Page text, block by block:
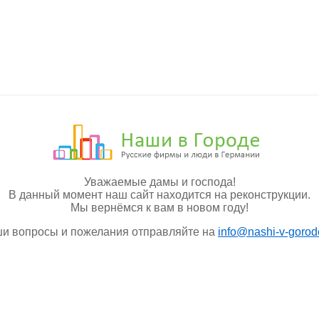
Уважаемые дамы и господа!
В данный момент наш сайт находится на реконструкции.
Мы вернёмся к вам в новом году!
вопросы и пожелания отправляйте на info@nashi-v-